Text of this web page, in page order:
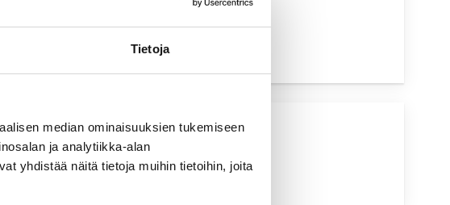
Tietoja
median ominaisuuksien tukemiseen
ja analytiikka-alan
yhdistää näitä tietoja muihin tietoihin, joita